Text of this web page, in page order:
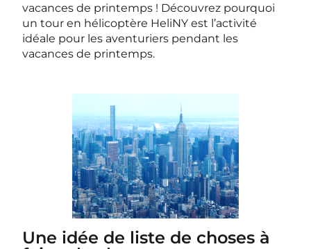
vacances de printemps ! Découvrez pourquoi
un tour en hélicoptère HeliNY est l’activité
idéale pour les aventuriers pendant les
vacances de printemps.
Une idée de liste de choses à